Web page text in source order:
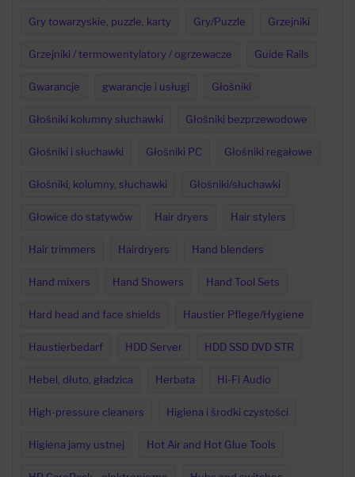
Gry towarzyskie, puzzle, karty Gry/Puzzle Grzejniki
Grzejniki / termowentylatory / ogrzewacze Guide Rails
Gwarancje gwarancje i usługi Głośniki
Głośniki kolumny słuchawki Głośniki bezprzewodowe
Głośniki i słuchawki Głośniki PC Głośniki regałowe
Głośniki, kolumny, słuchawki Głośniki/słuchawki
Głowice do statywów Hair dryers Hair stylers
Hair trimmers Hairdryers Hand blenders
Hand mixers Hand Showers Hand Tool Sets
Hard head and face shields Haustier Pflege/Hygiene
Haustierbedarf HDD Server HDD SSD DVD STR
Hebel, dłuto, gładzica Herbata Hi-Fi Audio
High-pressure cleaners Higiena i środki czystości
Higiena jamy ustnej Hot Air and Hot Glue Tools